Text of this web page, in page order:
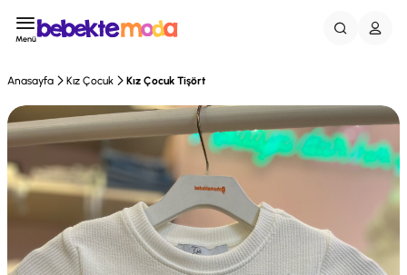
Menü
Anasayfa Kız Çocuk Kız Çocuk Tişört